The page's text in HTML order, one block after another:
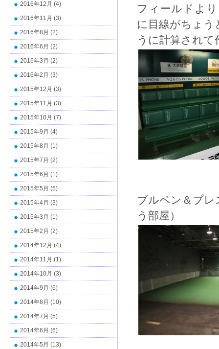
フィールドよ
に目線がちょ
うに計算され
ブルペン＆プ
う部屋）
2016年12月 (4)
2016年11月 (3)
2016年8月 (2)
2016年6月 (2)
2016年3月 (2)
2016年2月 (3)
2015年12月 (3)
2015年11月 (3)
2015年10月 (7)
2015年9月 (4)
2015年8月 (1)
2015年7月 (2)
2015年6月 (1)
2015年5月 (5)
2015年4月 (3)
2015年3月 (1)
2015年2月 (2)
2014年12月 (4)
2014年11月 (1)
2014年10月 (3)
2014年9月 (6)
2014年8月 (10)
2014年7月 (5)
2014年6月 (6)
2014年5月 (13)